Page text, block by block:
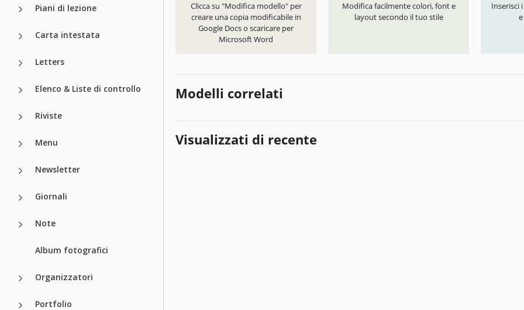
Piani di lezione
Carta intestata
Letters
Elenco & Liste di controllo
Riviste
Menu
Newsletter
Giornali
Note
Album fotografici
Organizzatori
Portfolio
Clicca su "Modifica modello" per
creare una copia modificabile in
Google Docs o scaricare per
Microsoft Word
Modifica facilmente colori, font e
layout secondo il tuo stile
Inserisci
Modelli correlati
Visualizzati di recente